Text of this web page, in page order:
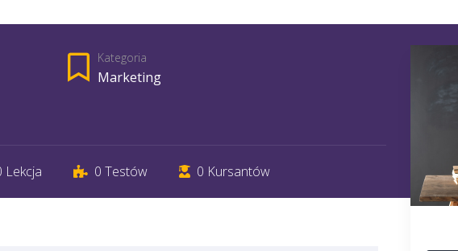
Kategoria
Marketing
Lekcja 0 Testów 0 Kursantów